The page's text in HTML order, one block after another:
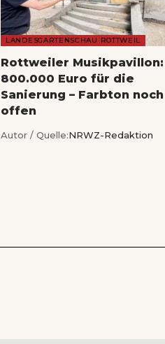
LANDESGARTENSCHAU ROTTWEIL
Rottweiler Musikpavillon:
800.000 Euro für die
Sanierung – Farbton noch
offen
Autor / Quelle:NRWZ-Redaktion